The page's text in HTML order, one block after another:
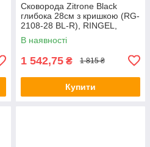
Сковорода Zitrone Black
глибока 28см з кришкою (RG-
2108-28 BL-R), RINGEL,
Арт.68466
В наявності
1 542,75 ₴ 1 815 ₴
Купити